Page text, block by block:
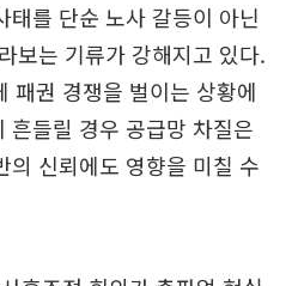
태를 단순 노사 갈등이 아닌
보는 기류가 강해지고 있다.
패권 경쟁을 벌이는 상황에
흔들릴 경우 공급망 차질은
의 신뢰에도 영향을 미칠 수